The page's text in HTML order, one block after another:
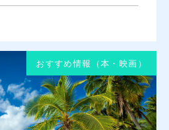
おすすめ情報（本・映画）